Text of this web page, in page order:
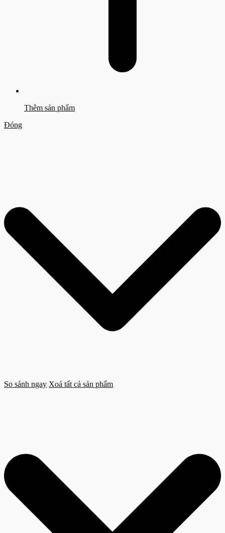
Thêm sản phẩm
Đóng
So sánh ngay Xoá tất cả sản phẩm